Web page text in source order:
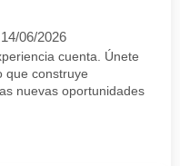
14/06/2026
cuenta. Únete
que construye
nuevas oportunidades